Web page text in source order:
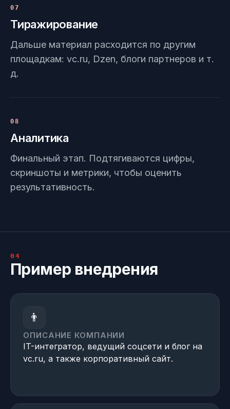
07
Тиражирование
Дальше материал расходится по другим
площадкам: vc.ru, Dzen, блоги партнеров и т.
д.
08
Аналитика
Финальный этап. Подтягиваются цифры,
скриншоты и метрики, чтобы оценить
результативность.
04
Пример внедрения
👨
ОПИСАНИЕ КОМПАНИИ
IT-интегратор, ведущий соцсети и блог на
vc.ru, а также корпоративный сайт.